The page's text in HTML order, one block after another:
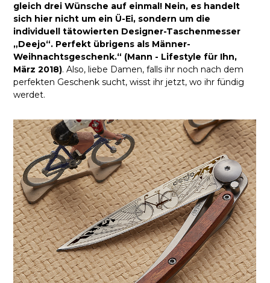
gleich drei Wünsche auf einmal! Nein, es handelt
sich hier nicht um ein Ü-Ei, sondern um die
individuell tätowierten Designer-Taschenmesser
„Deejo“. Perfekt übrigens als Männer-
Weihnachtsgeschenk.“ (Mann - Lifestyle für Ihn,
März 2018). Also, liebe Damen, falls ihr noch nach dem
perfekten Geschenk sucht, wisst ihr jetzt, wo ihr fündig
werdet.